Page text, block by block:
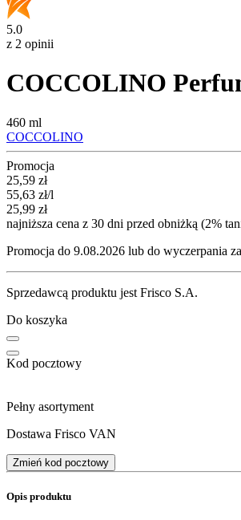
5.0
z 2 opinii
COCCOLINO
460 ml
COCCOLINO
Promocja
Cena promocyjna
25,59 zł
55,63 zł/l
25,99 zł
najniższa cena z 30 dni przed obniżką (2%
Promocja do 9.08.2026 lub do wyczerpania
Sprzedawcą produktu jest Frisco S.A.
Do koszyka
Kod pocztowy
Pełny asortyment
Dostawa Frisco VAN
Zmień kod pocztowy
Opis produktu